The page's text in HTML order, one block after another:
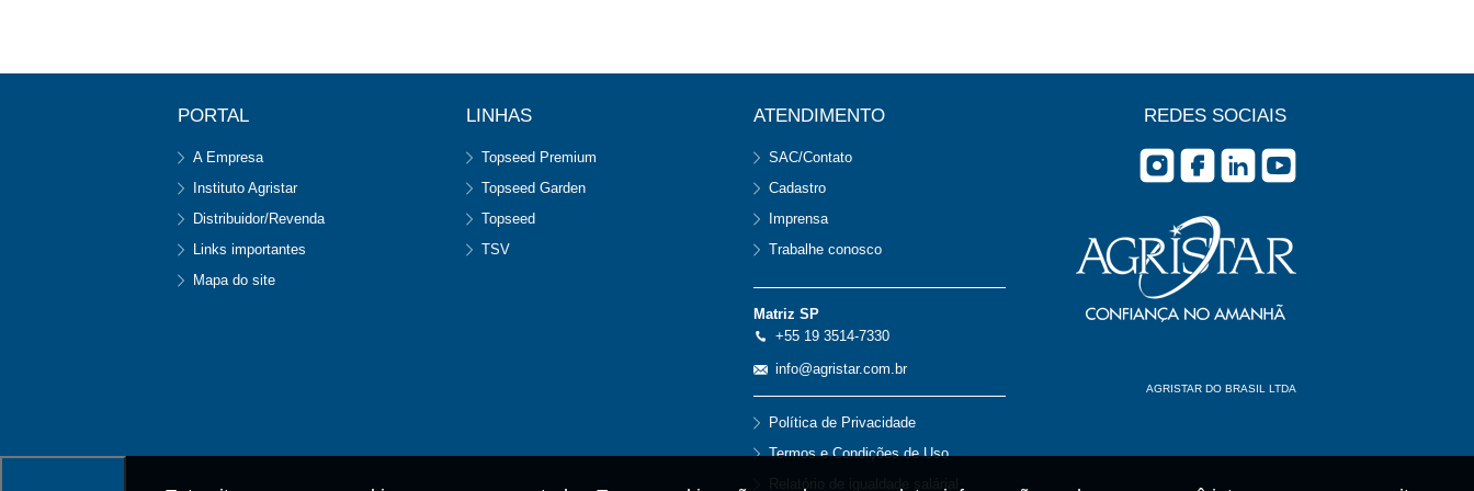
PORTAL
A Empresa
Instituto Agristar
Distribuidor/Revenda
Links importantes
Mapa do site
LINHAS
Topseed Premium
Topseed Garden
Topseed
TSV
ATENDIMENTO
SAC/Contato
Cadastro
Imprensa
Trabalhe conosco
Matriz SP
+55 19 3514-7330
info@agristar.com.br
Política de Privacidade
Termos e Condições de Uso
Relatório de igualdade salárial
REDES SOCIAIS
AGRISTAR DO BRASIL LTDA